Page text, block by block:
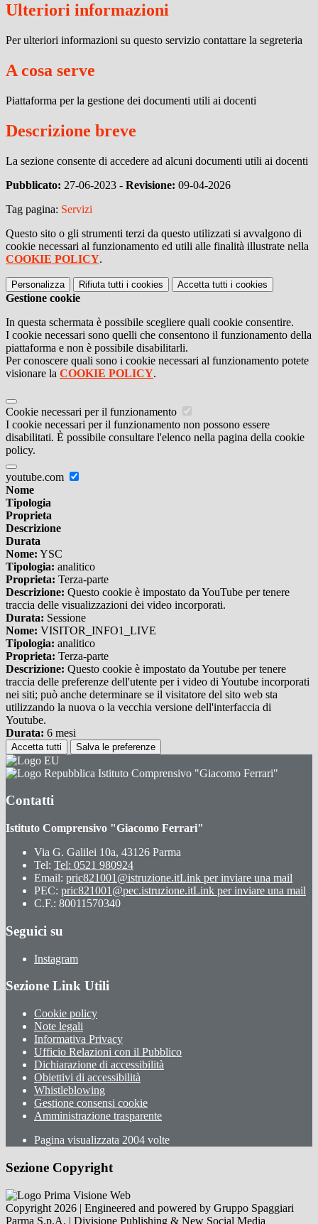
Ulteriori informazioni
Per ulteriori informazioni su questo servizio contattare la segreteria
A cosa serve
Piattaforma per la gestione dei documenti utili ai docenti
Descrizione breve
La sezione consente di accedere ad alcuni documenti utili ai docenti
Pubblicato: 27-06-2023 - Revisione: 09-04-2026
Tag pagina: Servizi
Questo sito o gli strumenti terzi da questo utilizzati si avvalgono di
cookie necessari al funzionamento ed utili alle finalità illustrate nella
COOKIE POLICY.
Personalizza Rifiuta tutti i cookies Accetta tutti i cookies
Gestione cookie
In questa schermata è possibile scegliere quali cookie consentire.
I cookie necessari sono quelli che consentono il funzionamento della
piattaforma e non è possibile disabilitarli.
Per conoscere quali sono i cookie necessari al funzionamento potete
visionare la COOKIE POLICY.
Cookie necessari per il funzionamento
I cookie necessari per il funzionamento non possono essere
disabilitati. È possibile consultare l'elenco nella pagina della cookie
policy.
youtube.com
Nome
Tipologia
Proprieta
Descrizione
Durata
Nome: YSC
Tipologia: analitico
Proprieta: Terza-parte
Descrizione: Questo cookie è impostato da YouTube per tenere
traccia delle visualizzazioni dei video incorporati.
Durata: Sessione
Nome: VISITOR_INFO1_LIVE
Tipologia: analitico
Proprieta: Terza-parte
Descrizione: Questo cookie è impostato da Youtube per tenere
traccia delle preferenze dell'utente per i video di Youtube incorporati
nei siti; può anche determinare se il visitatore del sito web sta
utilizzando la nuova o la vecchia versione dell'interfaccia di
Youtube.
Durata: 6 mesi
Accetta tutti Salva le preferenze
Istituto Comprensivo "Giacomo Ferrari"
Contatti
Istituto Comprensivo "Giacomo Ferrari"
Via G. Galilei 10a, 43126 Parma
Tel: Tel: 0521 980924
Email: pric821001@istruzione.itLink per inviare una mail
PEC: pric821001@pec.istruzione.itLink per inviare una mail
C.F.: 80011570340
Seguici su
Instagram
Sezione Link Utili
Cookie policy
Note legali
Informativa Privacy
Ufficio Relazioni con il Pubblico
Dichiarazione di accessibilità
Obiettivi di accessibilità
Whistleblowing
Gestione consensi cookie
Amministrazione trasparente
Pagina visualizzata 2004 volte
Sezione Copyright
Copyright 2026 | Engineered and powered by Gruppo Spaggiari
Parma S.p.A. | Divisione Publishing & New Social Media